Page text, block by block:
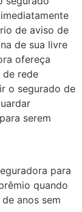
diatamente
de aviso de
de sua livre
ofereça
de rede
ir o segurado de
dar
serem
dora para
quando
de anos sem